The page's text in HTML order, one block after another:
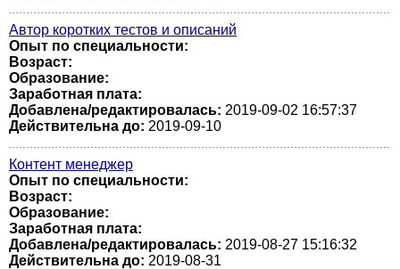
Автор коротких тестов и описаний
Опыт по специальности:
Возраст:
Образование:
Заработная плата:
Добавлена/редактировалась: 2019-09-02 16:57:37
Действительна до: 2019-09-10
Контент менеджер
Опыт по специальности:
Возраст:
Образование:
Заработная плата:
Добавлена/редактировалась: 2019-08-27 15:16:32
Действительна до: 2019-08-31